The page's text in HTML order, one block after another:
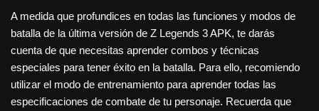
A medida que profundices en todas las funciones y modos de
batalla de la última versión de Z Legends 3 APK, te darás
cuenta de que necesitas aprender combos y técnicas
especiales para tener éxito en la batalla. Para ello, recomiendo
utilizar el modo de entrenamiento para aprender todas las
especificaciones de combate de tu personaje. Recuerda que